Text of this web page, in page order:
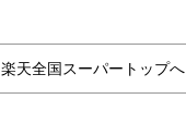
楽天全国スーパートップへ